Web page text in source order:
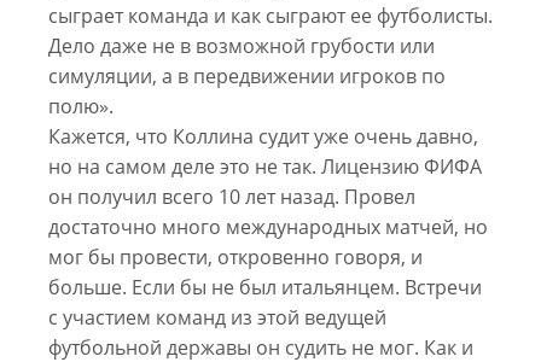
сыграет команда и как сыграют ее футболисты.
Дело даже не в возможной грубости или
симуляции, а в передвижении игроков по
полю».
Кажется, что Коллина судит уже очень давно,
но на самом деле это не так. Лицензию ФИФА
он получил всего 10 лет назад. Провел
достаточно много международных матчей, но
мог бы провести, откровенно говоря, и
больше. Если бы не был итальянцем. Встречи
с участием команд из этой ведущей
футбольной державы он судить не мог. Как и